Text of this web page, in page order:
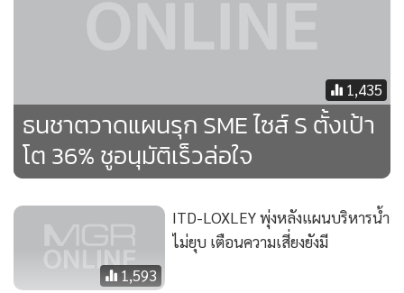
ส่วนกรณีที่แบงก์ออฟโตเกียว มิตซูบิชิ ยูเอฟเจ (BTMU) จะเข้า
มาถือหุ้นของธนาคารแทนจีอีนั้น นายสยาม กล่าวว่า ได้มีการ
หารือกันในภาพกว้างๆ บ้างแล้ว แต่ยังไม่ได้มีแผนงานแต่อย่างใด
คาดว่าภายหลังการทำ (BTO) เสร็จสิ้นในต้นปีหน้า จึงจะหารือ
กันถึงแนวนโยบายที่ชัดเจน ซึ่งโดยส่วนตัวแล้วมองว่า ธุรกิจของ
สถาบันการเงินทั้ง 2 แห่งมีส่วนที่จะเสริมกันได้ โดยในส่วน
BTMU ที่เชี่ยวชาญด้านสินเชื่อรายใหญ่ ก็จะมีส่วนของซัปพลาย
เชนที่จะช่วยส่งเสริมเอสเอ็มอีและธุรกิจรายย่อยที่เป็นจุดเด่นของ
1,435
ธนชาตวาดแผนรุก SME ไซส์ S ตั้งเป้า
โต 36% ชูอนุมัติเร็วล่อใจ
1,593
ITD-LOXLEY พุ่งหลังแผนบริหารน้ำ
ไม่ยุบ เตือนความเสี่ยงยังมี